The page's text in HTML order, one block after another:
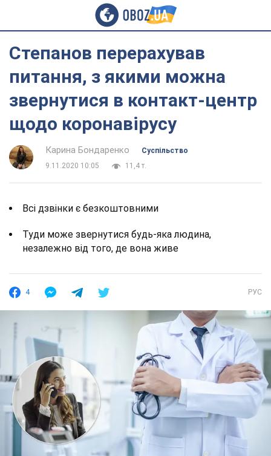
Степанов перерахував
питання, з якими можна
звернутися в контакт-центр
щодо коронавірусу
Карина Бондаренко
Суспільство
9.11.2020 10:05
11,4 т.
Всі дзвінки є безкоштовними
Туди може звернутися будь-яка людина,
незалежно від того, де вона живе
4 РУС